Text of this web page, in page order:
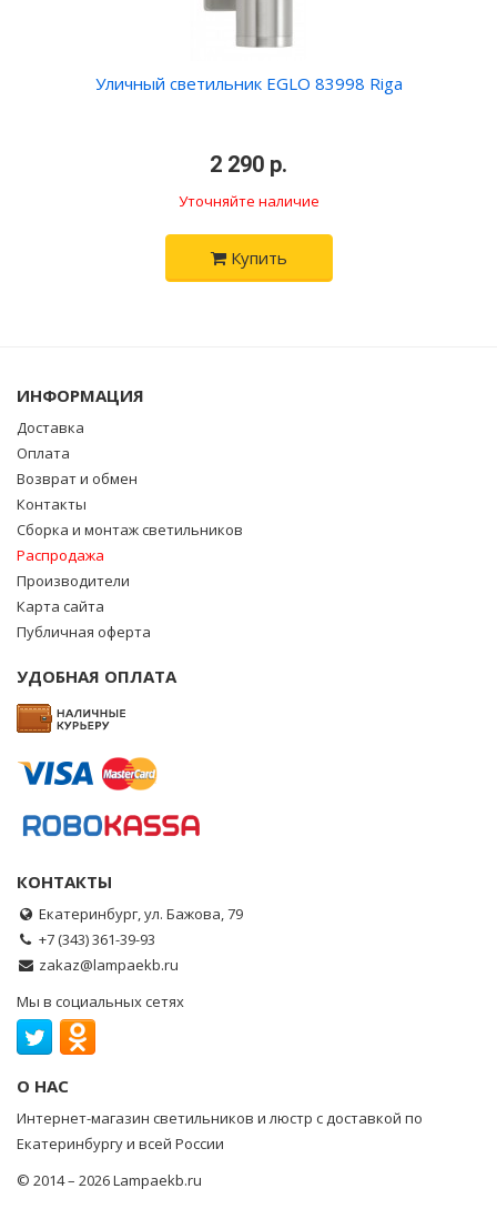
Уличный светильник EGLO 83998 Riga
2 290 р.
Уточняйте наличие
Купить
ИНФОРМАЦИЯ
Доставка
Оплата
Возврат и обмен
Контакты
Сборка и монтаж светильников
Распродажа
Производители
Карта сайта
Публичная оферта
УДОБНАЯ ОПЛАТА
КОНТАКТЫ
Екатеринбург, ул. Бажова, 79
+7 (343) 361-39-93
zakaz@lampaekb.ru
Мы в социальных сетях
О НАС
Интернет-магазин светильников и люстр с доставкой по
Екатеринбургу и всей России
© 2014 – 2026 Lampaekb.ru